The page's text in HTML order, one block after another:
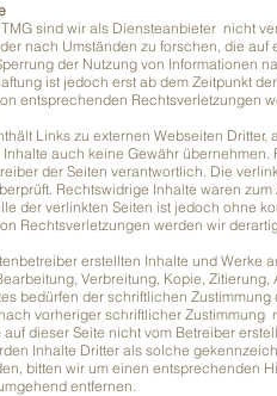
sind wir als Diensteanbieter nicht
nach Umständen zu forschen, die
der Nutzung von Informationen
ist jedoch erst ab dem Zeitpunkt
entsprechenden Rechtsverletzungen
Links zu externen Webseiten
auch keine Gewähr
der Seiten verantwortlich. Die
Rechtswidrige Inhalte waren
der verlinkten Seiten ist jedoch ohne
Rechtsverletzungen werden wir
erstellten Inhalte und Werke
Verbreitung, Kopie,
bedürfen der schriftlichen
vorheriger schriftlicher Zustimmung
auf dieser Seite nicht vom Betreiber
Inhalte Dritter als solche
bitten wir um einen entsprechenden
entfernen.